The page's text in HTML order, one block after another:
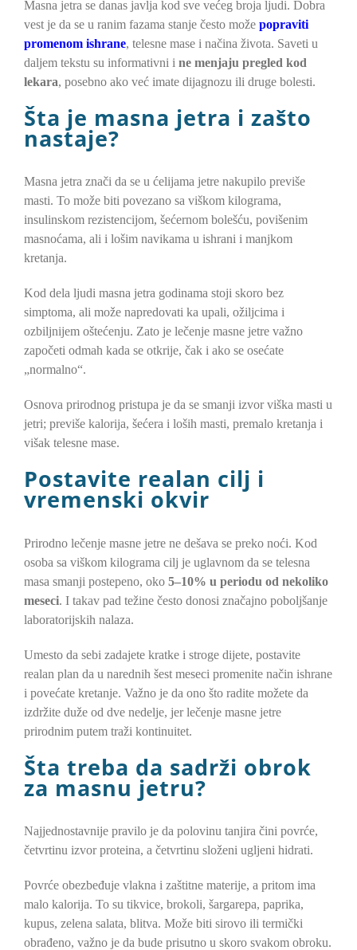
Image
Masna jetra se danas javlja kod sve većeg broja ljudi. Dobra
vest je da se u ranim fazama stanje često može popraviti
promenom ishrane, telesne mase i načina života. Saveti u
daljem tekstu su informativni i ne menjaju pregled kod
lekara, posebno ako već imate dijagnozu ili druge bolesti.
Šta je masna jetra i zašto
nastaje?
Masna jetra znači da se u ćelijama jetre nakupilo previše
masti. To može biti povezano sa viškom kilograma,
insulinskom rezistencijom, šećernom bolešću, povišenim
masnoćama, ali i lošim navikama u ishrani i manjkom
kretanja.
Kod dela ljudi masna jetra godinama stoji skoro bez
simptoma, ali može napredovati ka upali, ožiljcima i
ozbiljnijem oštećenju. Zato je lečenje masne jetre važno
započeti odmah kada se otkrije, čak i ako se osećate
„normalno“.
Osnova prirodnog pristupa je da se smanji izvor viška masti u
jetri; previše kalorija, šećera i loših masti, premalo kretanja i
višak telesne mase.
Postavite realan cilj i
vremenski okvir
Prirodno lečenje masne jetre ne dešava se preko noći. Kod
osoba sa viškom kilograma cilj je uglavnom da se telesna
masa smanji postepeno, oko 5–10% u periodu od nekoliko
meseci. I takav pad težine često donosi značajno poboljšanje
laboratorijskih nalaza.
Umesto da sebi zadajete kratke i stroge dijete, postavite
realan plan da u narednih šest meseci promenite način ishrane
i povećate kretanje. Važno je da ono što radite možete da
izdržite duže od dve nedelje, jer lečenje masne jetre
prirodnim putem traži kontinuitet.
Šta treba da sadrži obrok
za masnu jetru?
Najjednostavnije pravilo je da polovinu tanjira čini povrće,
četvrtinu izvor proteina, a četvrtinu složeni ugljeni hidrati.
Povrće obezbeđuje vlakna i zaštitne materije, a pritom ima
malo kalorija. To su tikvice, brokoli, šargarepa, paprika,
kupus, zelena salata, blitva. Može biti sirovo ili termički
obrađeno, važno je da bude prisutno u skoro svakom obroku.